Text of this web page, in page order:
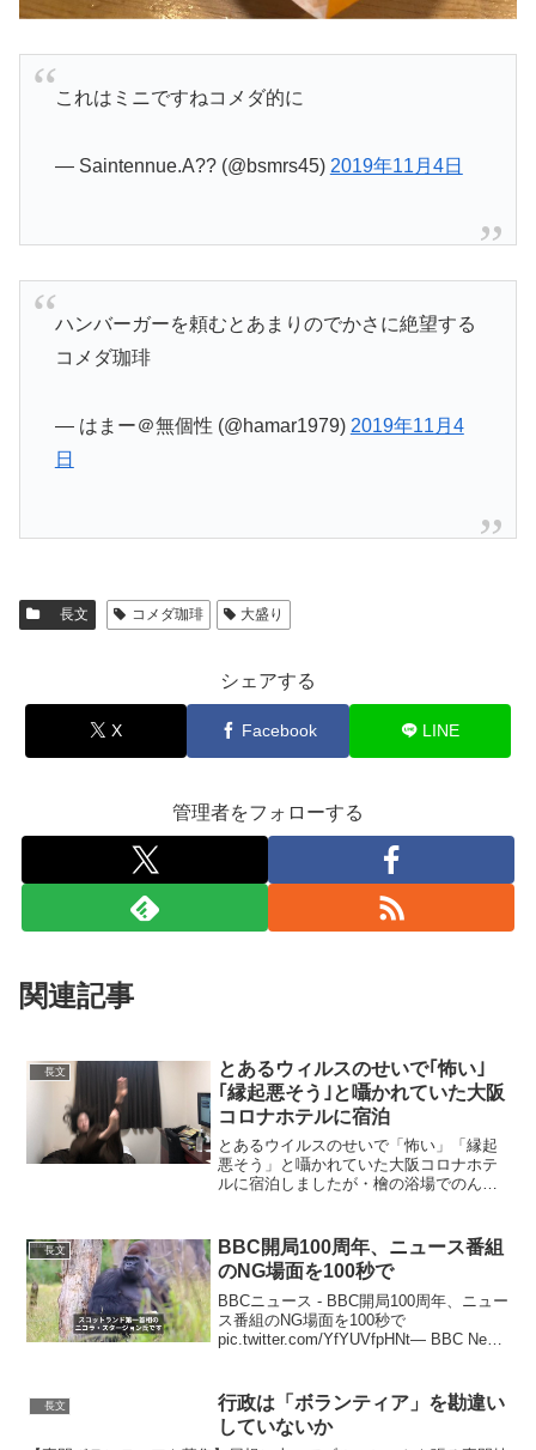
これはミニですねコメダ的に
— Saintennue.A?? (@bsmrs45) 2019年11月4日
ハンバーガーを頼むとあまりのでかさに絶望する
コメダ珈琲
— はまー＠無個性 (@hamar1979) 2019年11月4
日
長文 コメダ珈琲 大盛り
シェアする
X Facebook LINE
管理者をフォローする
関連記事
長文
とあるウィルスのせいで｢怖い｣
｢縁起悪そう｣と囁かれていた大阪
コロナホテルに宿泊
とあるウイルスのせいで「怖い」「縁起
悪そう」と囁かれていた大阪コロナホテ
ルに宿泊しましたが・檜の浴場でのんび
か(くつざわ調べ)・コスパ最高なので、縁
起悪くも怖くもなかっ...
長文
BBC開局100周年、ニュース番組
のNG場面を100秒で
BBCニュース - BBC開局100周年、ニュー
ス番組のNG場面を100秒で
pic.twitter.com/YfYUVfpHNt— BBC News
長文
行政は「ボランティア」を勘違い
していないか